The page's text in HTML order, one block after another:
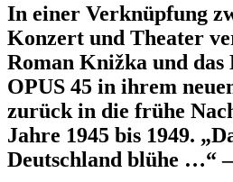
In einer Verknüpfung
Konzert und Theater
Roman Knižka und
OPUS 45 in ihrem
zurück in die frühe
Jahre 1945 bis 1949.
Deutschland blühe …“